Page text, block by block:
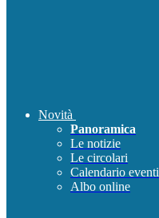
Novità
Panoramica
Le notizie
Le circolari
Calendario eventi
Albo online